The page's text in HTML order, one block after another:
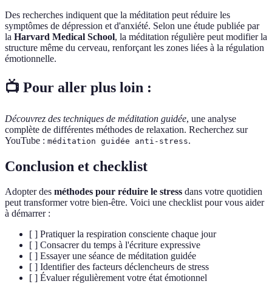
Des recherches indiquent que la méditation peut réduire les
symptômes de dépression et d'anxiété. Selon une étude publiée par
la Harvard Medical School, la méditation régulière peut modifier la
structure même du cerveau, renforçant les zones liées à la régulation
émotionnelle.
📺 Pour aller plus loin :
Découvrez des techniques de méditation guidée, une analyse
complète de différentes méthodes de relaxation. Recherchez sur
YouTube : méditation guidée anti-stress.
Conclusion et checklist
Adopter des méthodes pour réduire le stress dans votre quotidien
peut transformer votre bien-être. Voici une checklist pour vous aider
à démarrer :
[ ] Pratiquer la respiration consciente chaque jour
[ ] Consacrer du temps à l'écriture expressive
[ ] Essayer une séance de méditation guidée
[ ] Identifier des facteurs déclencheurs de stress
[ ] Évaluer régulièrement votre état émotionnel